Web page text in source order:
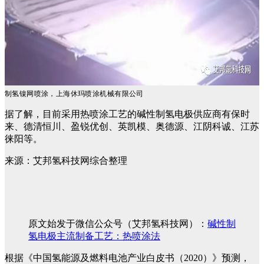
制氢镍网喷涂，上海休玛喷涂机械有限公司
据了解，目前采用热喷涂工艺的碱性制氢电极供应商有保时
来、德清恒川、盈锐优创、英凯模、奥德源、江阴科诚、江苏
徕阳等。
来源：艾邦氢科技网综合整理
原文始发于微信公众号（艾邦氢科技网）： 碱性制
氢电极主流制备工艺：热喷涂法
根据《中国氢能源及燃料电池产业白皮书（2020）》预测，